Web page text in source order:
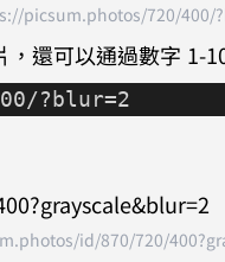
picsum.photos/720/400/
還可以通過數字 1-
?blur=2
id/870/720/